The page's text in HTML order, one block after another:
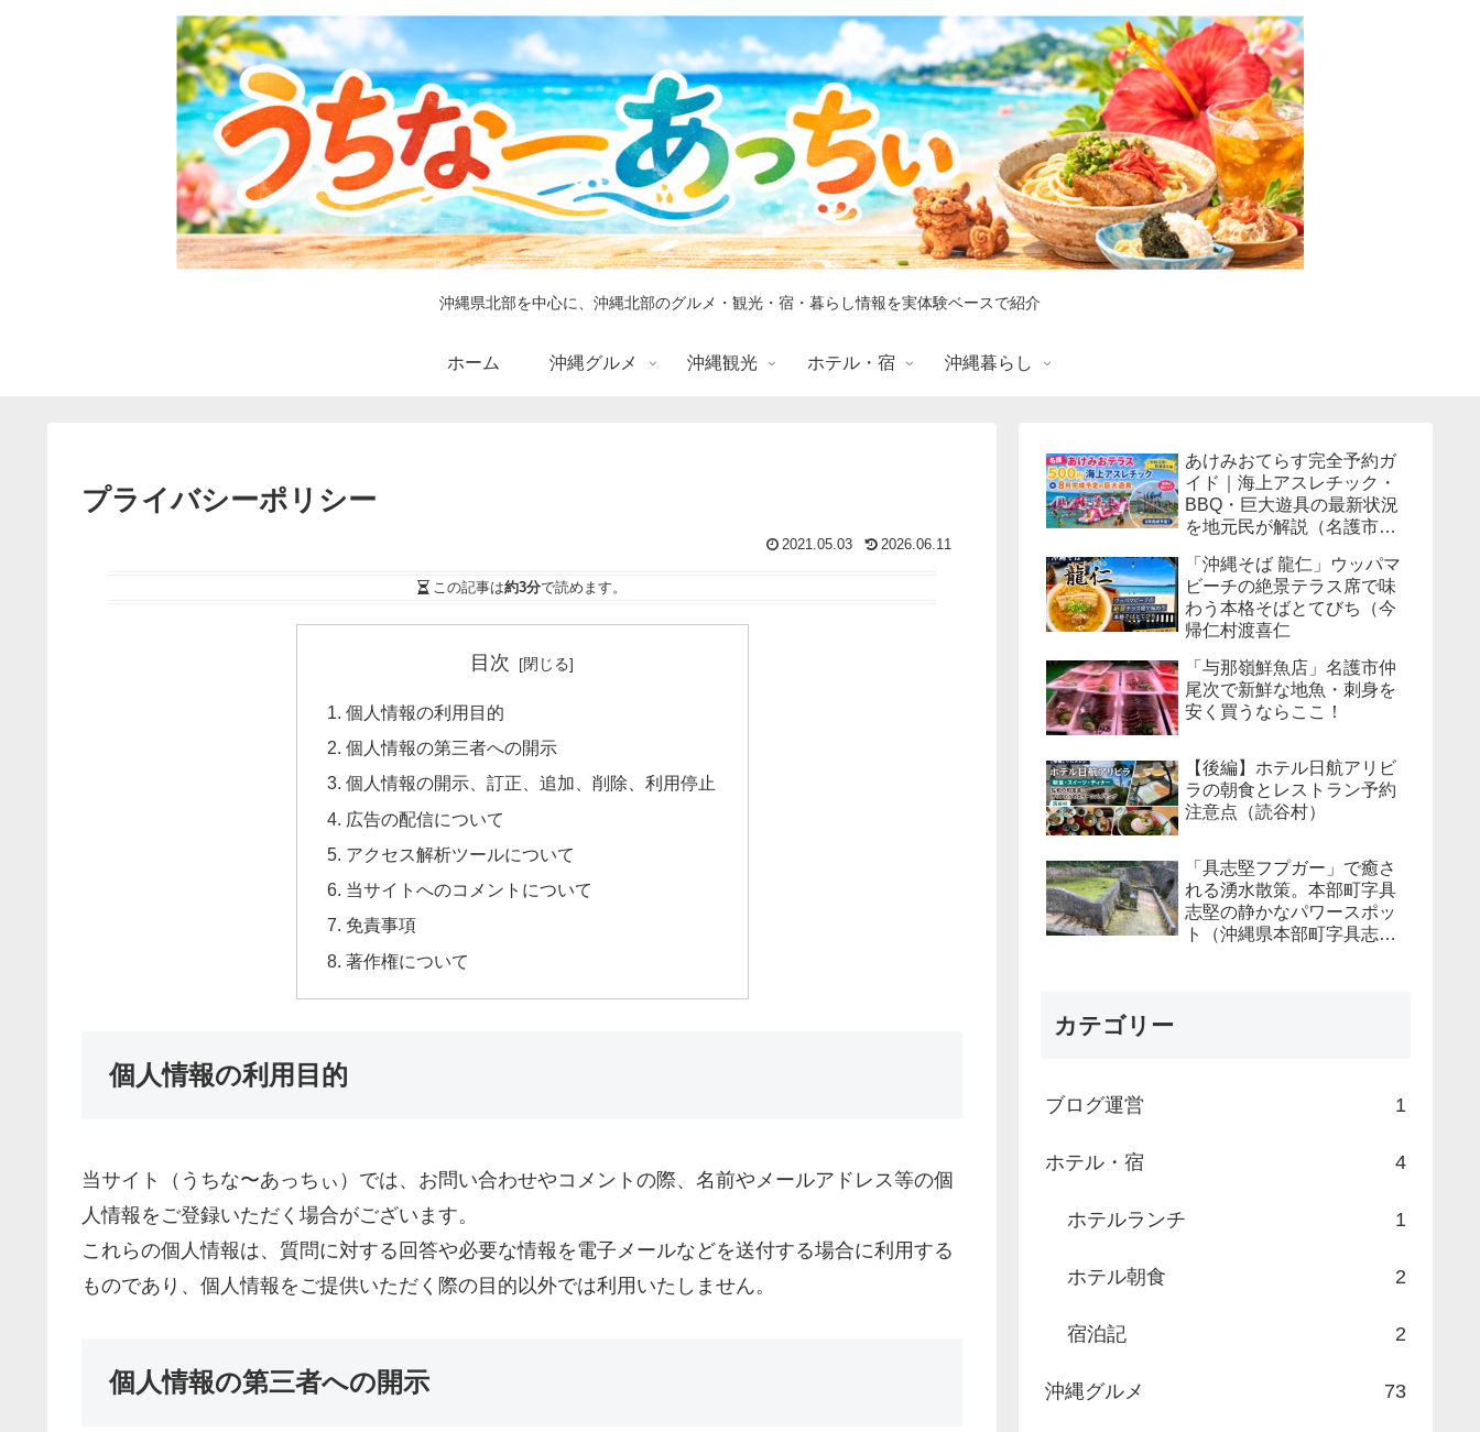
沖縄県北部を中心に、沖縄北部のグルメ・観光・宿・暮らし情報を実体験ベースで紹介
ホーム 沖縄グルメ 沖縄観光 ホテル・宿 沖縄暮らし
プライバシーポリシー
2021.05.03 2026.06.11
この記事は約3分で読めます。
目次
個人情報の利用目的
個人情報の第三者への開示
個人情報の開示、訂正、追加、削除、利用停止
広告の配信について
アクセス解析ツールについて
当サイトへのコメントについて
免責事項
著作権について
個人情報の利用目的
当サイト（うちな〜あっちぃ）では、お問い合わせやコメントの際、名前やメールアドレス等の個
人情報をご登録いただく場合がございます。
これらの個人情報は、質問に対する回答や必要な情報を電子メールなどを送付する場合に利用する
ものであり、個人情報をご提供いただく際の目的以外では利用いたしません。
個人情報の第三者への開示
あけみおてらす完全予約ガ
イド｜海上アスレチック・
BBQ・巨大遊具の最新状況
を地元民が解説（名護市宮
「沖縄そば 龍仁」ウッパマ
ビーチの絶景テラス席で味
わう本格そばとてびち（今
帰仁村渡喜仁
「与那嶺鮮魚店」名護市仲
尾次で新鮮な地魚・刺身を
安く買うならここ！
【後編】ホテル日航アリビ
ラの朝食とレストラン予約
注意点（読谷村）
「具志堅フプガー」で癒さ
れる湧水散策。本部町字具
志堅の静かなパワースポッ
ト（沖縄県本部町字具志
カテゴリー
ブログ運営 1
ホテル・宿 4
ホテルランチ 1
ホテル朝食 2
宿泊記 2
沖縄グルメ 73